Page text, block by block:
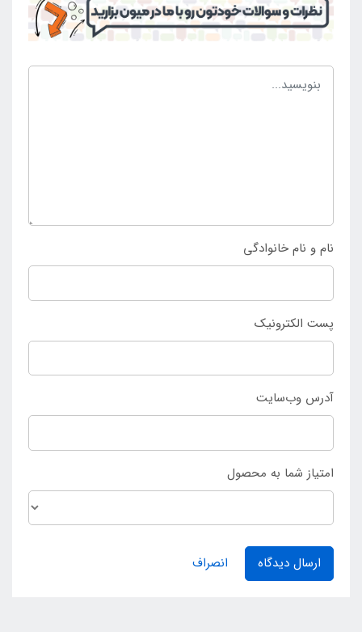
آسان را داشته باشند. این محصول دارای رویه ای شیار دار
می باشد که برای قرار گیری سر سطحی طبی را ایجاد کرده
است تا افراد بتوانند بدون هر گونه مشکل از آن استفاده
کنند و بهترین موقعیت را تجربه نمایند. چنین محصولی
محصول نمایید.
نام و نام خانوادگی
پست الکترونیک
آدرس وب‌سایت
امتیاز شما به محصول
ارسال دیدگاه انصراف